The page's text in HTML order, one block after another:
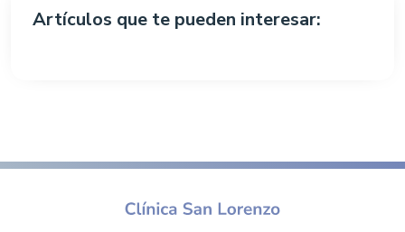
Artículos que te pueden interesar: